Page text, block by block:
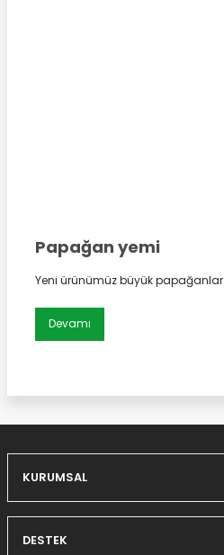
Papağan yemi
Yeni ürünümüz büyük
Devamı
KURUMSAL
DESTEK